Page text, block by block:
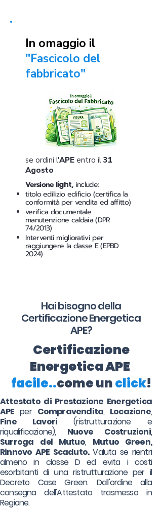
In omaggio il
"Fascicolo del
fabbricato"
se ordini l'APE entro il 31
Agosto
Versione light,include:
titolo edilizio edificio (certifica la
conformità per vendita ed affitto)
verifica documentale
manutenzione caldaia (DPR
74/2013)
Interventi migliorativi per
raggiungere la classe E (EPBD
2024)
Hai bisogno della
Certificazione Energetica
APE?
Certificazione
Energetica APE
facile..come unclick!
Attestato di Prestazione Energetica
APE per Compravendita, Locazione,
Fine Lavori (ristrutturazione e
riqualificazione), Nuove Costruzioni,
Surroga
del Mutuo, Mutuo Green,
Rinnovo APE Scaduto.Valuta se rientri
almeno in classe D ed evita i costi
esorbitanti di una ristrutturazione per il
Decreto Case Green. Dall'ordine alla
consegna dell'Attestato trasmesso in
Regione.